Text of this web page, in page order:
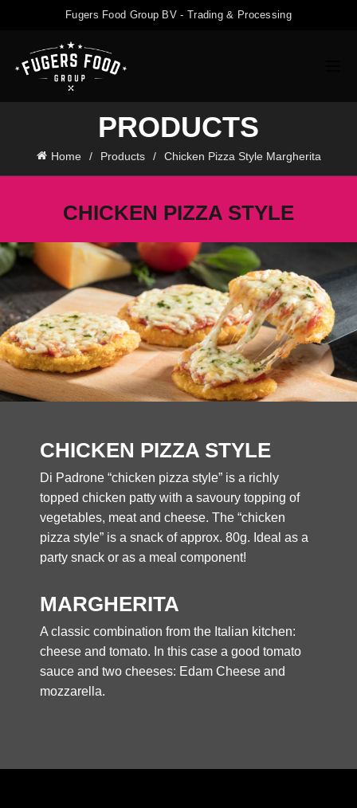
Fugers Food Group BV - Trading & Processing
PRODUCTS
Home Products Chicken Pizza Style Margherita
CHICKEN PIZZA STYLE
CHICKEN PIZZA STYLE
Di Padrone “chicken pizza style” is a richly
topped chicken patty with a savoury topping of
vegetables, meat and cheese. The “chicken
pizza style” is a snack of approx. 80g. Ideal as a
party snack or as a meal component!
MARGHERITA
A classic combination from the Italian kitchen:
cheese and tomato. In this case a good tomato
sauce and two cheeses: Edam Cheese and
mozzarella.